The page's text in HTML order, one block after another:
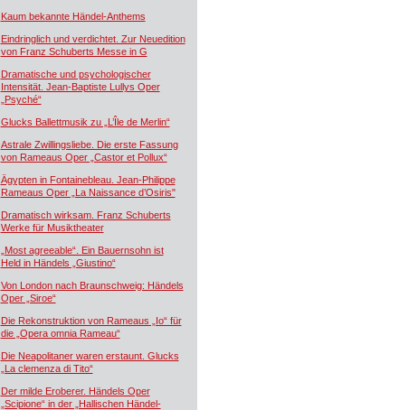
Kaum bekannte Händel-Anthems
Eindringlich und verdichtet. Zur Neuedition
von Franz Schuberts Messe in G
Dramatische und psychologischer
Intensität. Jean-Baptiste Lullys Oper
„Psyché“
Glucks Ballettmusik zu „L’Île de Merlin“
Astrale Zwillingsliebe. Die erste Fassung
von Rameaus Oper „Castor et Pollux“
Ägypten in Fontainebleau. Jean-Philippe
Rameaus Oper „La Naissance d’Osiris"
Dramatisch wirksam. Franz Schuberts
Werke für Musiktheater
„Most agreeable“. Ein Bauernsohn ist
Held in Händels „Giustino“
Von London nach Braunschweig: Händels
Oper „Siroe“
Die Rekonstruktion von Rameaus „Io“ für
die „Opera omnia Rameau“
Die Neapolitaner waren erstaunt. Glucks
„La clemenza di Tito“
Der milde Eroberer. Händels Oper
„Scipione“ in der „Hallischen Händel-